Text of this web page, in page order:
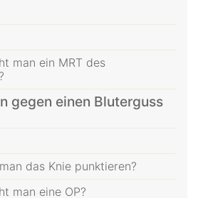
man ein MRT des
gegen einen Bluterguss
das Knie punktieren?
man eine OP?